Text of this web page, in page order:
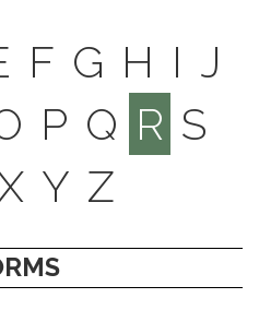
F G H I J
P Q R S
Y Z